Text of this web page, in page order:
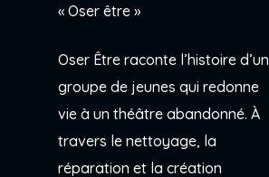
« Oser être »
Oser Être raconte l’histoire d’un
groupe de jeunes qui redonne
vie à un théâtre abandonné. À
travers le nettoyage, la
réparation et la création